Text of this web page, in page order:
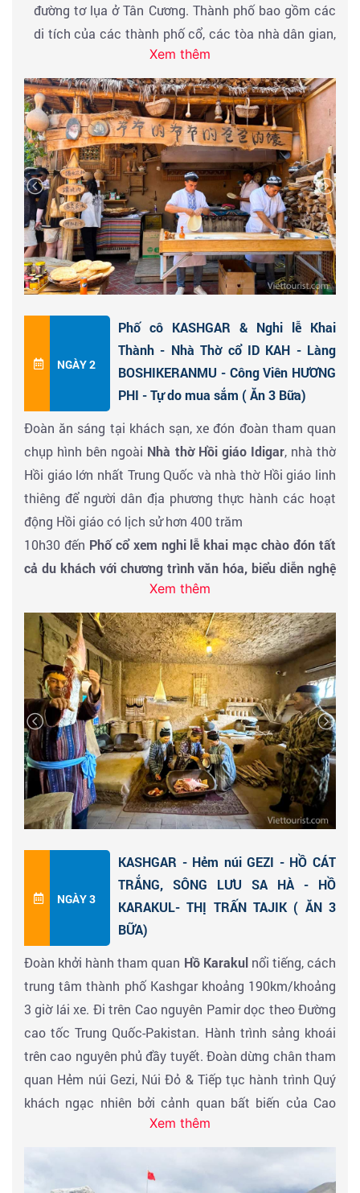
đường tơ lụa ở Tân Cương. Thành phố bao gồm các
di tích của các thành phố cổ, các tòa nhà dân gian,
các bức hoạ, văn hoá nghệ thuật và nổi tiếng là
“ngôi nhà của ca múa”. Ngoài ra Kashgar còn được
biết đến là vùng đất có nhiều hạnh nhân, dưa hấu,
dưa ngọt, nho, sung và lựu. Vì vậy, Kashgar là nơi
trưng bày vẻ đẹp của Tân Cương.Chỉ sau khi đến
Kashgar, người ta mới có thể khẳng định rằng mình
đã đến Tân Cương.
Đến sân bayKashgar -Miền Nam Tân Cương xe và
HDV địa phương đón đoàn về khách sạn 4SAO nhận
phòng nghỉ ngơi & ăn tối tại nhà hàng tự do khám
phá Kashgar về đêm.
Xem thêm
NGÀY 2
Phố cô KASHGAR & Nghi lễ Khai
Thành - Nhà Thờ cổ ID KAH - Làng
BOSHIKERANMU - Công Viên HƯƠNG
PHI - Tự do mua sắm ( Ăn 3 Bữa)
Đoàn ăn sáng tại khách sạn, xe đón đoàn tham quan
chụp hình bên ngoài Nhà thờ Hồi giáo Idigar, nhà thờ
Hồi giáo lớn nhất Trung Quốc và nhà thờ Hồi giáo linh
thiêng để người dân địa phương thực hành các hoạt
động Hồi giáo có lịch sử hơn 400 trăm
10h30 đến Phố cổ xem nghi lễ khai mạc chào đón tất
cả du khách với chương trình văn hóa, biểu diễn nghệ
thuật để khám phá thêm về nền văn hóa đặc biệt và
trải nghiệm phong cách sống người địa phương... Phố
cổ Kashgar là một "hóa thạch sống" của kiến ​​trúc địa
phương thời trung cổ. Nó bao gồm 13 con phố chính
và 99 con hẻm quanh co. thành phố cổ phức tạp, là
những con đường giống như mê cung quyến rũ nhất ở
Trung Á. Quý khách tự do dạo trong phố cổ & thoả sức
check in chụp hình thuê những bo trang phục địa
phương quyến rũ...
Tham quanLăng Afaq Khoja -Các ngôi mộ cổ được
cho là nơi chôn cất của gia đình Xiangfei ( HƯƠNG
PHI ), người vợ lẽ yêu quý của Hoàng đế Càn Long nhà
Thanh. Du khách Việt Nam từng được biết đến qua bộ
phim truyền hình Hoàng Châu Cách Cách
Đây là một nghĩa trang được xây dựng cho cha ông là
Hejia Yusufu theo phong cách tòa nhà Hồi giáo được
xây dựng lần đầu tiên vào năm 1640 sau nhiều lần
trùng tu, Tổng cộng có 72 người thuộc 5 thế hệ của
gia đình Apak và Zhuo được chôn cất tại đây, không
khí rất trang nghiêm và yên tĩnh. Ngay nay khuôn viên
mở rộng, phát triển đến quy mô hiện tại với tổng diện
tích khoảng 50.100 mét vuông, mang đậm màu sắc
Hồi giáo và phong cách kiến ​​trúc Uyghur. Năm 2015,
một công viên du lịch mang tên Vườn Hương Phi -
Xem thêm
NGÀY 3
KASHGAR - Hẻm núi GEZI - HỒ CÁT
TRẮNG, SÔNG LƯU SA HÀ - HỒ
KARAKUL- THỊ TRẤN TAJIK ( ĂN 3
BỮA)
Đoàn khởi hành tham quan Hồ Karakulnổi tiếng, cách
trung tâm thành phố Kashgar khoảng 190km/khoảng
3 giờ lái xe. Đi trên Cao nguyên Pamir dọc theo Đường
cao tốc Trung Quốc-Pakistan. Hành trình sảng khoái
trên cao nguyên phủ đầy tuyết. Đoàn dừng chân tham
quan Hẻm núi Gezi, Núi Đỏ & Tiếp tục hành trình Quý
khách ngạc nhiên bởi cảnh quan bất biến của Cao
Baishahu (Hồ White Sands Dunes)
Xem thêm